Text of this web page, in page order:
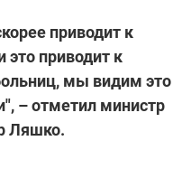
приводит к
это приводит к
мы видим это
– отметил министр
Ляшко.